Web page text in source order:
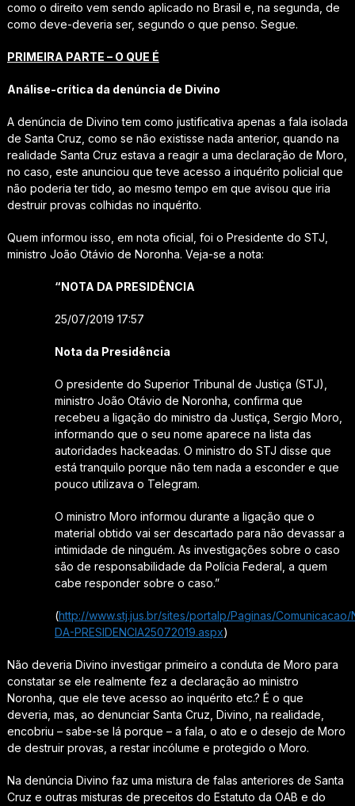
como o direito vem sendo aplicado no Brasil e, na segunda, de
como deve-deveria ser, segundo o que penso. Segue.
PRIMEIRA PARTE – O QUE É
Análise-crítica da denúncia de Divino
A denúncia de Divino tem como justificativa apenas a fala isolada
de Santa Cruz, como se não existisse nada anterior, quando na
realidade Santa Cruz estava a reagir a uma declaração de Moro,
no caso, este anunciou que teve acesso a inquérito policial que
não poderia ter tido, ao mesmo tempo em que avisou que iria
destruir provas colhidas no inquérito.
Quem informou isso, em nota oficial, foi o Presidente do STJ,
ministro João Otávio de Noronha. Veja-se a nota:
“NOTA DA PRESIDÊNCIA
25/07/2019 17:57
Nota da Presidência
O presidente do Superior Tribunal de Justiça (STJ),
ministro João Otávio de Noronha, confirma que
recebeu a ligação do ministro da Justiça, Sergio Moro,
informando que o seu nome aparece na lista das
autoridades hackeadas. O ministro do STJ disse que
está tranquilo porque não tem nada a esconder e que
pouco utilizava o Telegram.
O ministro Moro informou durante a ligação que o
material obtido vai ser descartado para não devassar a
intimidade de ninguém. As investigações sobre o caso
são de responsabilidade da Polícia Federal, a quem
cabe responder sobre o caso.”
(http://www.stj.jus.br/sites/portalp/Paginas/Comunicacao/
DA-PRESIDENCIA25072019.aspx)
Não deveria Divino investigar primeiro a conduta de Moro para
constatar se ele realmente fez a declaração ao ministro
Noronha, que ele teve acesso ao inquérito etc.? É o que
deveria, mas, ao denunciar Santa Cruz, Divino, na realidade,
encobriu – sabe-se lá porque – a fala, o ato e o desejo de Moro
de destruir provas, a restar incólume e protegido o Moro.
Na denúncia Divino faz uma mistura de falas anteriores de Santa
Cruz e outras misturas de preceitos do Estatuto da OAB e do